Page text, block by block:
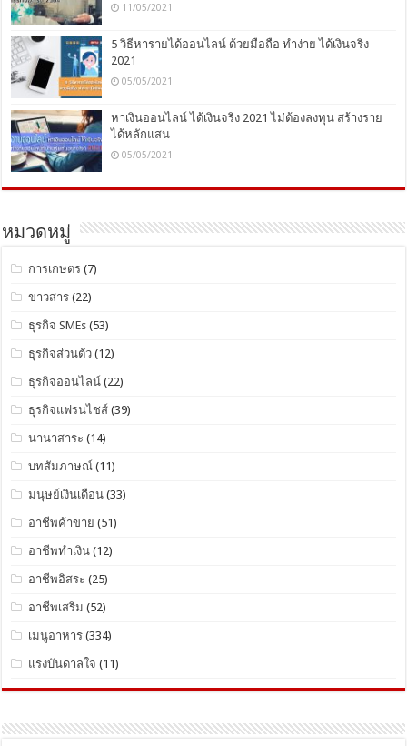
11/05/2021
5 วิธีหารายได้ออนไลน์ ด้วยมือถือ ทำง่าย ได้เงินจริง
2021
05/05/2021
หาเงินออนไลน์ ได้เงินจริง 2021 ไม่ต้องลงทุน สร้างราย
ได้หลักแสน
05/05/2021
หมวดหมู่
การเกษตร (7)
ข่าวสาร (22)
ธุรกิจ SMEs (53)
ธุรกิจส่วนตัว (12)
ธุรกิจออนไลน์ (22)
ธุรกิจแฟรนไชส์ (39)
นานาสาระ (14)
บทสัมภาษณ์ (11)
มนุษย์เงินเดือน (33)
อาชีพค้าขาย (51)
อาชีพทำเงิน (12)
อาชีพอิสระ (25)
อาชีพเสริม (52)
เมนูอาหาร (334)
แรงบันดาลใจ (11)